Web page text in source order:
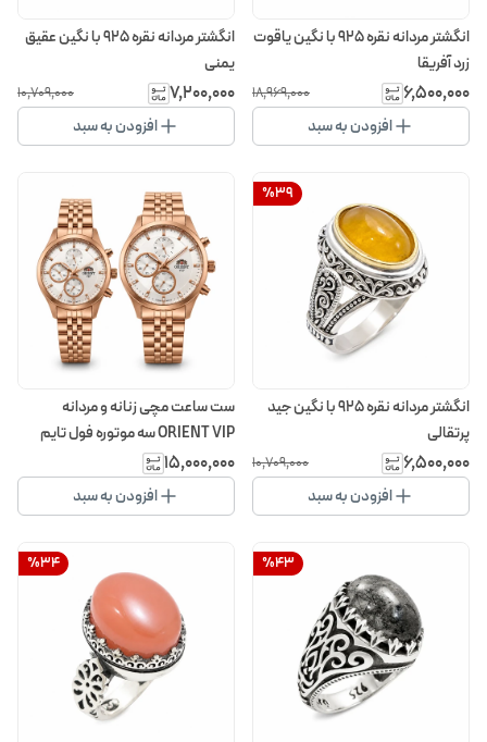
انگشتر مردانه نقره 925 با نگین یاقوت
زرد آفریقا
۶٬۵۰۰٬۰۰۰ ۱۸٬۹۶۹٬۰۰۰
افزودن به سبد
انگشتر مردانه نقره 925 با نگین عقیق
یمنی
۷٬۲۰۰٬۰۰۰ ۱۰٬۷۰۹٬۰۰۰
افزودن به سبد
%39
انگشتر مردانه نقره 925 با نگین جید
پرتقالی
۶٬۵۰۰٬۰۰۰ ۱۰٬۷۰۹٬۰۰۰
افزودن به سبد
ست ساعت مچی زنانه و مردانه
ORIENT VIP سه موتوره فول تایم
رنگ مسی
۱۵٬۰۰۰٬۰۰۰
افزودن به سبد
%43
%34